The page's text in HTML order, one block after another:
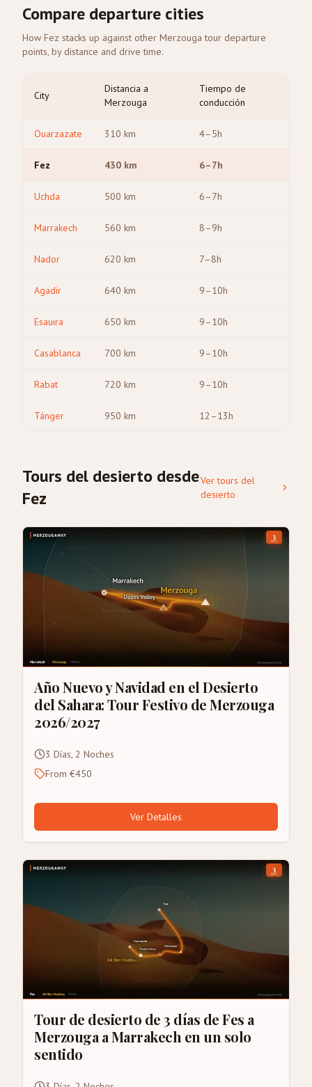
Compare departure cities
How Fez stacks up against other Merzouga tour departure
points, by distance and drive time.
City
Distancia a
Merzouga
Tiempo de
conducción
Ouarzazate 310 km 4–5h
Fez 430 km 6–7h
Uchda 500 km 6–7h
Marrakech 560 km 8–9h
Nador 620 km 7–8h
Agadir 640 km 9–10h
Esauira 650 km 9–10h
Casablanca 700 km 9–10h
Rabat 720 km 9–10h
Tánger 950 km 12–13h
Tours del desierto desde
Fez
Ver tours del
desierto
Año Nuevo y Navidad en el Desierto
del Sahara: Tour Festivo de Merzouga
2026/2027
3 Días, 2 Noches
From €450
Ver Detalles
Tour de desierto de 3 días de Fes a
Merzouga a Marrakech en un solo
sentido